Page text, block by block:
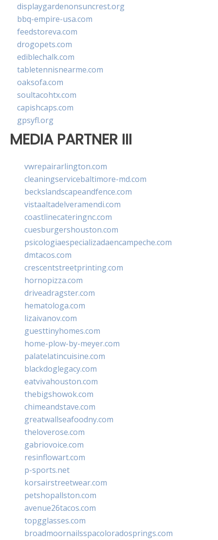
displaygardenonsuncrest.org
bbq-empire-usa.com
feedstoreva.com
drogopets.com
ediblechalk.com
tabletennisnearme.com
oaksofa.com
soultacohtx.com
capishcaps.com
gpsyfl.org
MEDIA PARTNER III
vwrepairarlington.com
cleaningservicebaltimore-md.com
beckslandscapeandfence.com
vistaaltadelveramendi.com
coastlinecateringnc.com
cuesburgershouston.com
psicologiaespecializadaencampeche.com
dmtacos.com
crescentstreetprinting.com
hornopizza.com
driveadragster.com
hematologa.com
lizaivanov.com
guesttinyhomes.com
home-plow-by-meyer.com
palatelatincuisine.com
blackdoglegacy.com
eatvivahouston.com
thebigshowok.com
chimeandstave.com
greatwallseafoodny.com
theloverose.com
gabriovoice.com
resinflowart.com
p-sports.net
korsairstreetwear.com
petshopallston.com
avenue26tacos.com
topgglasses.com
broadmoornailsspacoloradosprings.com